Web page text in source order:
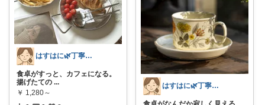
はすはに🌿丁寧な暮らし
食卓がすっと、カフェになる。
揚げたての ...
￥ 1,280～
はすはに🌿丁寧な暮らし